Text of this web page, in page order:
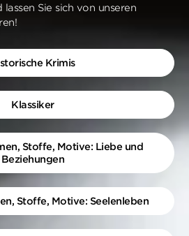
Sie sich von unseren
Krimis
Klassiker
Stoffe, Motive: Liebe und
Beziehungen
Stoffe, Motive: Seelenleben